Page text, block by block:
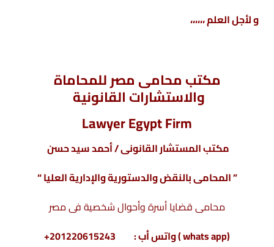
و لأجل العلم ،،،،،،
مكتب محامى مصر للمحاماة
والاستشارات القانونية
Lawyer Egypt Firm
مكتب المستشار القانونى / أحمد سيد حسن
” المحامى بالنقض والدستورية والإدارية العليا “
محامى قضايا أسرة وأحوال شخصية فى مصر
(whats app ) واتس أب : 201220615243+